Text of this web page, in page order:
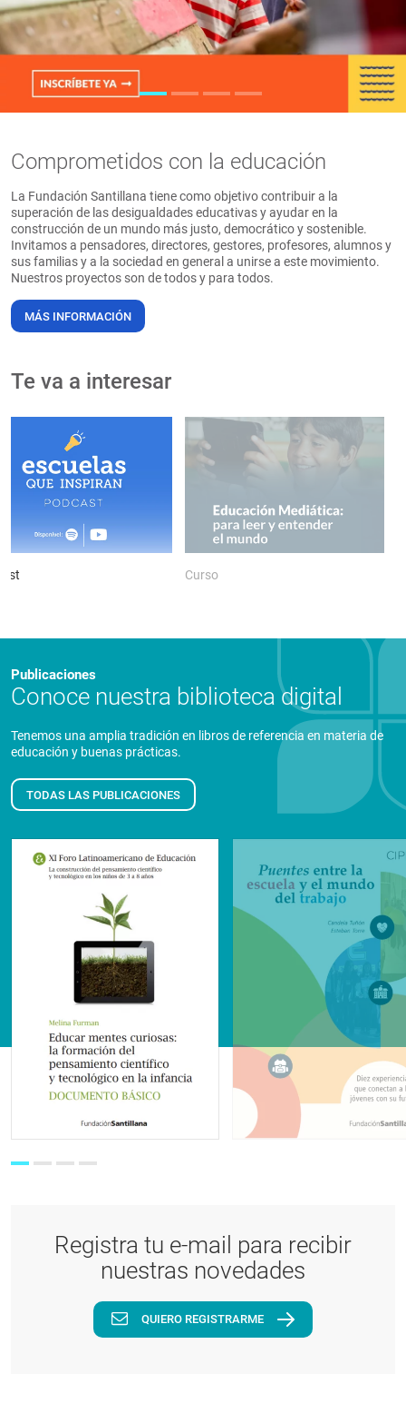
PT
Comprometidos con la educación
La Fundación Santillana tiene como objetivo contribuir a la
superación de las desigualdades educativas y ayudar en la
construcción de un mundo más justo, democrático y sostenible.
Invitamos a pensadores, directores, gestores, profesores, alumnos y
sus familias y a la sociedad en general a unirse a este movimiento.
Nuestros proyectos son de todos y para todos.
MÁS INFORMACIÓN
Te va a interesar
Curso
Publicaciones
Conoce nuestra biblioteca digital
Tenemos una amplia tradición en libros de referencia en materia de
educación y buenas prácticas.
TODAS LAS PUBLICACIONES
Registra tu e-mail para recibir
nuestras novedades
QUIERO REGISTRARME